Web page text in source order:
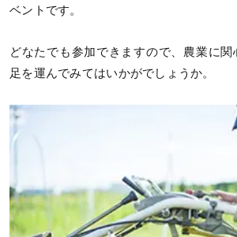
ベントです。
どなたでも参加できますので、農業に関
足を運んでみてはいかがでしょうか。